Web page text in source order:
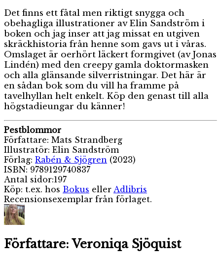
Det finns ett fåtal men riktigt snygga och
obehagliga illustrationer av Elin Sandström i
boken och jag inser att jag missat en utgiven
skräckhistoria från henne som gavs ut i våras.
Omslaget är oerhört läckert formgivet (av Jonas
Lindén) med den creepy gamla doktormasken
och alla glänsande silverristningar. Det här är
en sådan bok som du vill ha framme på
tavelhyllan helt enkelt. Köp den genast till alla
högstadieungar du känner!
Pestblommor
Författare: Mats Strandberg
Illustratör: Elin Sandström
Förlag: Rabén & Sjögren (2023)
ISBN: 9789129740837
Antal sidor:197
Köp: t.ex. hos Bokus eller Adlibris
Recensionsexemplar från förlaget.
Författare: Veroniqa Sjöquist